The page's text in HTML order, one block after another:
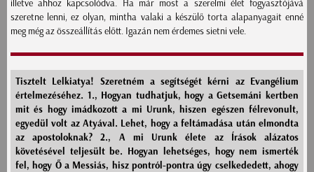
illetve ahhoz kapcsolódva. Ha már most a szerelmi élet fogyasztójává
szeretne lenni, ez olyan, mintha valaki a készülő torta alapanyagait enné
meg még az összeállítás előtt. Igazán nem érdemes sietni vele.
Tisztelt Lelkiatya! Szeretném a segítségét kérni az Evangélium
értelmezéséhez. 1., Hogyan tudhatjuk, hogy a Getsemáni kertben
mit és hogy imádkozott a mi Urunk, hiszen egészen félrevonult,
egyedül volt az Atyával. Lehet, hogy a feltámadása után elmondta
az apostoloknak? 2., A mi Urunk élete az Írások alázatos
követésével teljesült be. Hogyan lehetséges, hogy nem ismerték
fel, hogy Ő a Messiás, hisz pontról-pontra úgy cselkededett, ahogy